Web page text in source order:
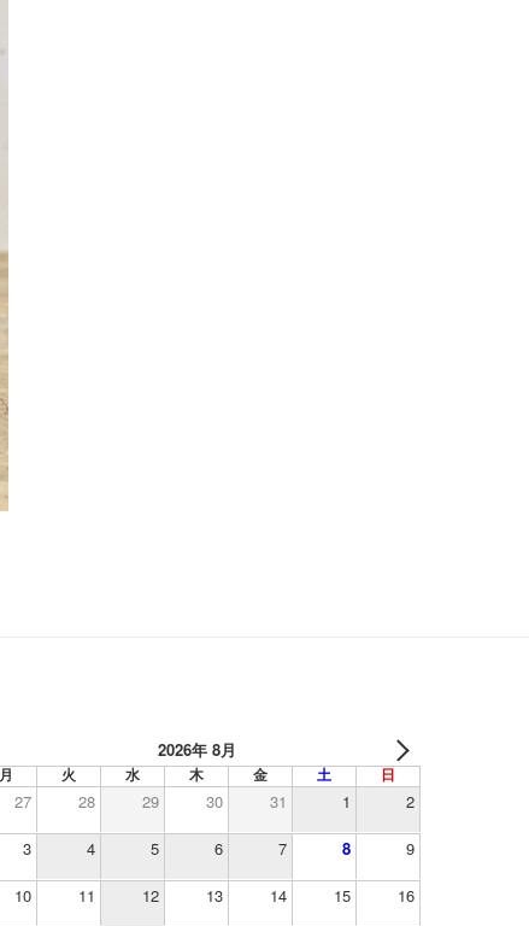
2026年 8月
月 火 水 木 金 土 日
27 28 29 30 31 1 2
3 4 5 6 7 8 9
10 11 12 13 14 15 16